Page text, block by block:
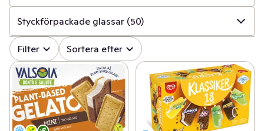
✓ Alla (944)
✓ (264)
✓ Choklad
✓ Chips (126)
✓ Glass (231)
Styckförpackade glassar (50)
✓ Alla (231)
✓ Glasspaket (142)
✓ Styckförpackade glassar (50)
✓ Glasstillbehör (39)
Filter Sortera efter